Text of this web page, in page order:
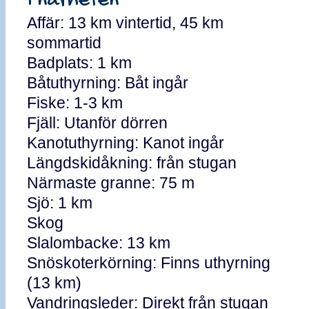
Affär: 13 km vintertid, 45 km
sommartid
Badplats: 1 km
Båtuthyrning: Båt ingår
Fiske: 1-3 km
Fjäll: Utanför dörren
Kanotuthyrning: Kanot ingår
Längdskidåkning: från stugan
Närmaste granne: 75 m
Sjö: 1 km
Skog
Slalombacke: 13 km
Snöskoterkörning: Finns uthyrning
(13 km)
Vandringsleder: Direkt från stugan